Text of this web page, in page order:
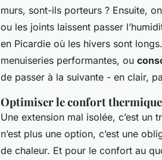
murs, sont-ils porteurs ? Ensuite,
ou les joints laissent passer
en Picardie où les hivers sont
menuiseries performantes, ou
de passer à la suivante - en clair,
Optimiser le confort thermique
Une extension mal isolée, c’est un
n’est plus une option, c’est une
de chaleur. Et pour le confort au